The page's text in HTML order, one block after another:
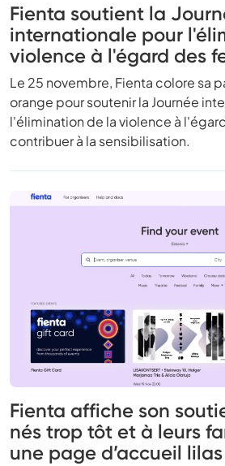
Fienta soutient la
internationale pour
violence à l'égard des
Le 25 novembre, Fienta colore sa
orange pour soutenir la Journée
l'élimination de la violence à
contribuer à la sensibilisation.
Fienta affiche son
nés trop tôt et à leurs
une page d’accueil lilas